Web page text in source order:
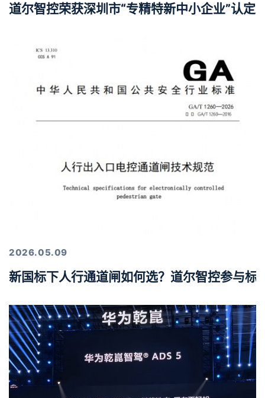
道尔智控荣获深圳市“专精特新中小企业”认定
2026.05.09
新国标下人行通道闸如何选？道尔智控参与标